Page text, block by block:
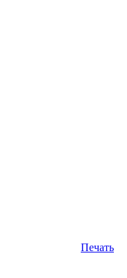
Печать